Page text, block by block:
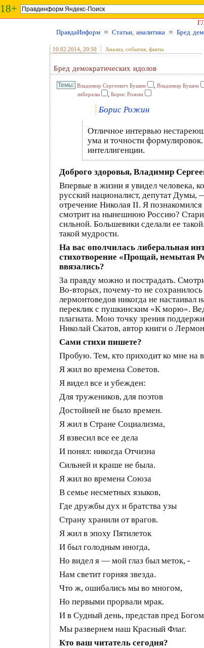
18+
ПравдаИнформ ≈ Статьи, аналитика ≈ Бред
10.02.2014 , 20:50 Анализ, события, факты
Бред демократических идолов
Владимир Сергеевич Бушин , Владимир Бушин
либералы , Борис Рожин
Борис Рожин
Отличное интервью
ума и точности
интеллигенции.
Доброго здоровья, Владимир
Впервые в жизни я увидел человека,
русский националист, депутат
отречение Николая II. Я
смотрит на нынешнюю Россию?
сильной. Большевики сделали ее
такой мудрости.
На вас ополчилась либеральная
стихотворение «Прощай, немытая
ввязались?
За правду можно и пострадать.
Во-вторых, почему-то не
лермонтоведов никогда не
переклик с пушкинским «К морю».
плагиата. Мою точку зрения
Николай Скатов, автор книги о
Сами стихи пишете?
Пробую. Тем, кто приходит ко мне на
Я жил во времена Советов.
Я видел все и убежден:
Для тружеников, для поэтов
Достойней не было времен.
Я жил в Стране Социализма,
Я взвесил все ее дела
И понял: никогда Отчизна
Сильней и краше не была.
Я жил во времена Союза
В семье несметных языков,
Где дружбы дух и братства узы
Страну хранили от врагов.
Я жил в эпоху Пятилеток
И был голодным иногда,
Но видел я — мой глаз был меток, -
Нам светит горняя звезда.
Что ж, ошибались мы во многом,
Но первыми прорвали мрак.
И в Судный день, представ пред
Мы развернем наш Красный Флаг.
Кто ваш читатель сегодня?